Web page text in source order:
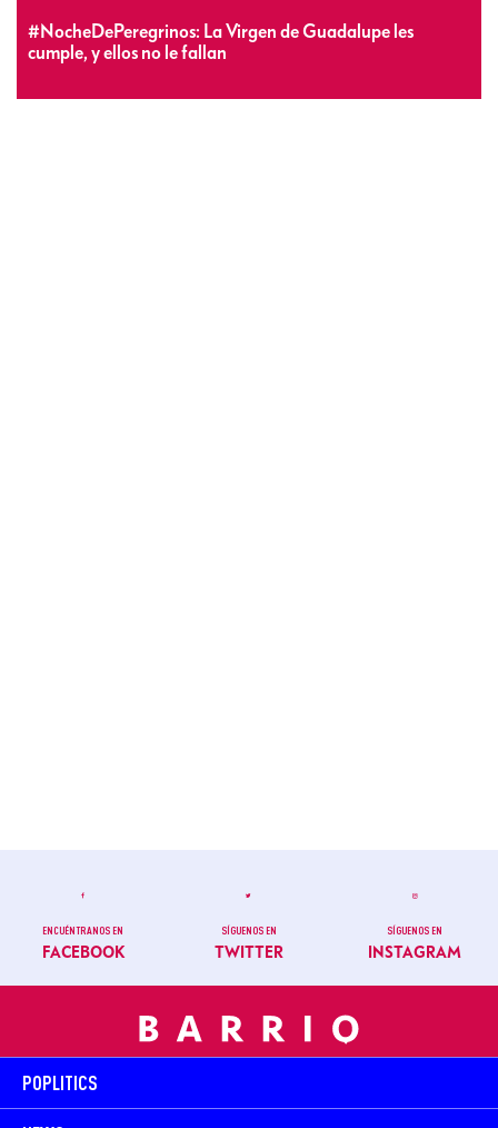
#NocheDePeregrinos: La Virgen de Guadalupe les
cumple, y ellos no le fallan
ENCUÉNTRANOS EN
FACEBOOK
SÍGUENOS EN
TWITTER
SÍGUENOS EN
INSTAGRAM
POPLITICS